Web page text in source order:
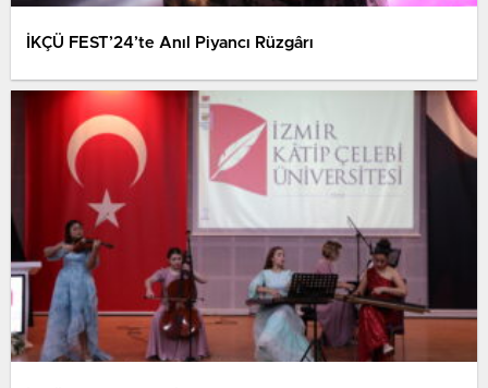
İKÇÜ FEST’24’te Anıl Piyancı Rüzgârı